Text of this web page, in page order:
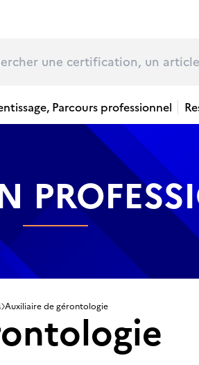
Parcours professionnel
Auxiliaire de gérontologie